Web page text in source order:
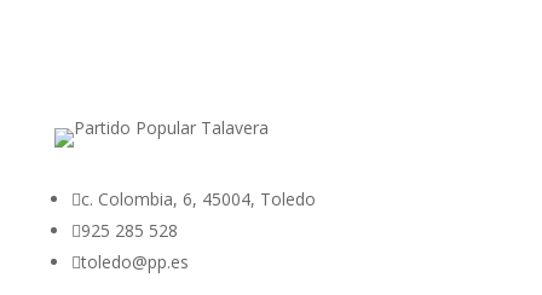
c. Colombia, 6, 45004, Toledo
925 285 528
toledo@pp.es